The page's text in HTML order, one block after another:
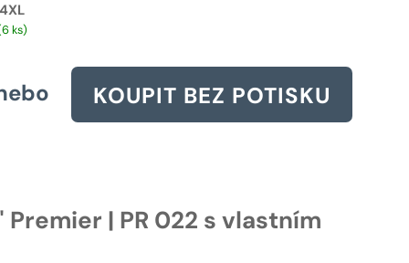
4XL
ks)
KOUPIT BEZ POTISKU
| PR 022 s vlastním